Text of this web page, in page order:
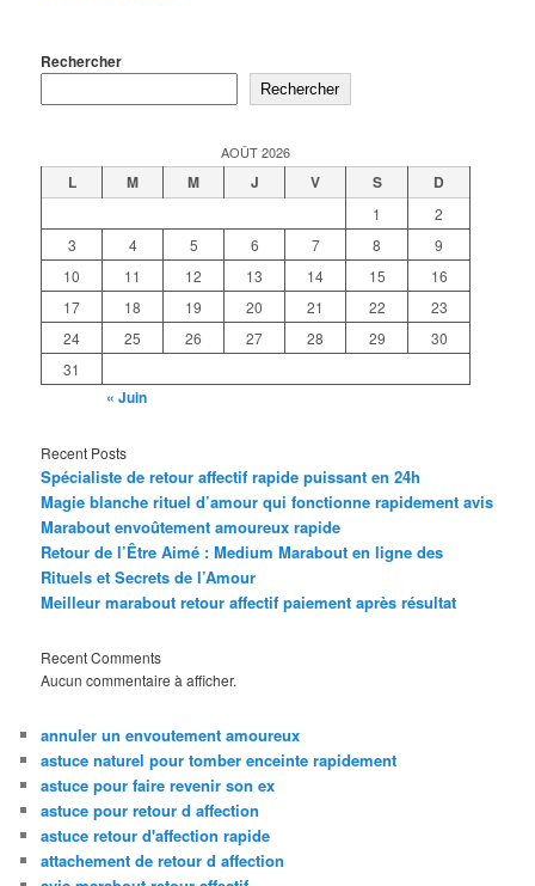
Rechercher
Rechercher
AOÛT 2026
L M M J V S D
1
2
3
4 5 6 7 8
9
10
11 12 13 14 15
16
17
18 19 20 21 22
23
24
25 26 27 28 29
30
31
« Juin
Recent Posts
Spécialiste de retour affectif rapide puissant en 24h
Magie blanche rituel d’amour qui fonctionne rapidement avis
Marabout envoûtement amoureux rapide
Retour de l’Être Aimé : Medium Marabout en ligne des
Rituels et Secrets de l’Amour
Meilleur marabout retour affectif paiement après résultat
Recent Comments
Aucun commentaire à afficher.
annuler un envoutement amoureux
astuce naturel pour tomber enceinte rapidement
astuce pour faire revenir son ex
astuce pour retour d affection
astuce retour d'affection rapide
attachement de retour d affection